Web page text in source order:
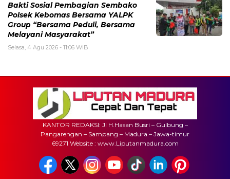
Bakti Sosial Pembagian Sembako
Polsek Kebomas Bersama YALPK
Group “Bersama Peduli, Bersama
Melayani Masyarakat”
Selasa, 4 Agu 2026 - 11:06 WIB
KANTOR REDAKSI: Jl H.Hasan Busri – Gulbung –
Pangarengan – Sampang – Madura – Jawa-timur
69271 Website : www.Liputanmadura.com